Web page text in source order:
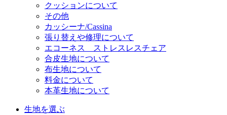
クッションについて
その他
カッシーナ/Cassina
張り替えや修理について
エコーネス ストレスレスチェア
合皮生地について
布生地について
料金について
本革生地について
生地を選ぶ